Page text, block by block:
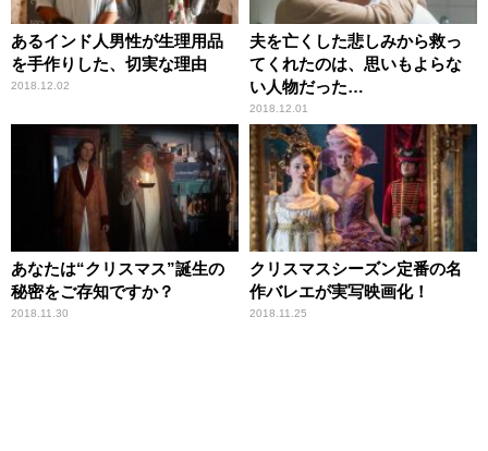
あるインド人男性が生理用品
を手作りした、切実な理由
2018.12.02
夫を亡くした悲しみから救っ
てくれたのは、思いもよらな
い人物だった…
2018.12.01
あなたは“クリスマス”誕生の
秘密をご存知ですか？
2018.11.30
クリスマスシーズン定番の名
作バレエが実写映画化！
2018.11.25